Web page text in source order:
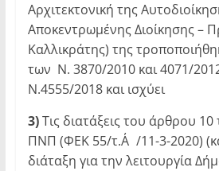
Αρχιτεκτονική της
Αποκεντρωμένης Διοίκησης –
Καλλικράτης) της
των Ν. 3870/2010 και 4071/
Ν.4555/2018 και ισχύει
3)Τις διατάξεις του άρθρου
ΠΝΠ (ΦΕΚ 55/τ.Α΄/11-3-2020)
διάταξη για την λειτουργία